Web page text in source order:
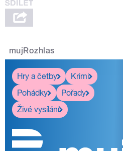
mujRozhlas
Hry a četby
Krimi
Pohádky
Pořady
Živé vysílání